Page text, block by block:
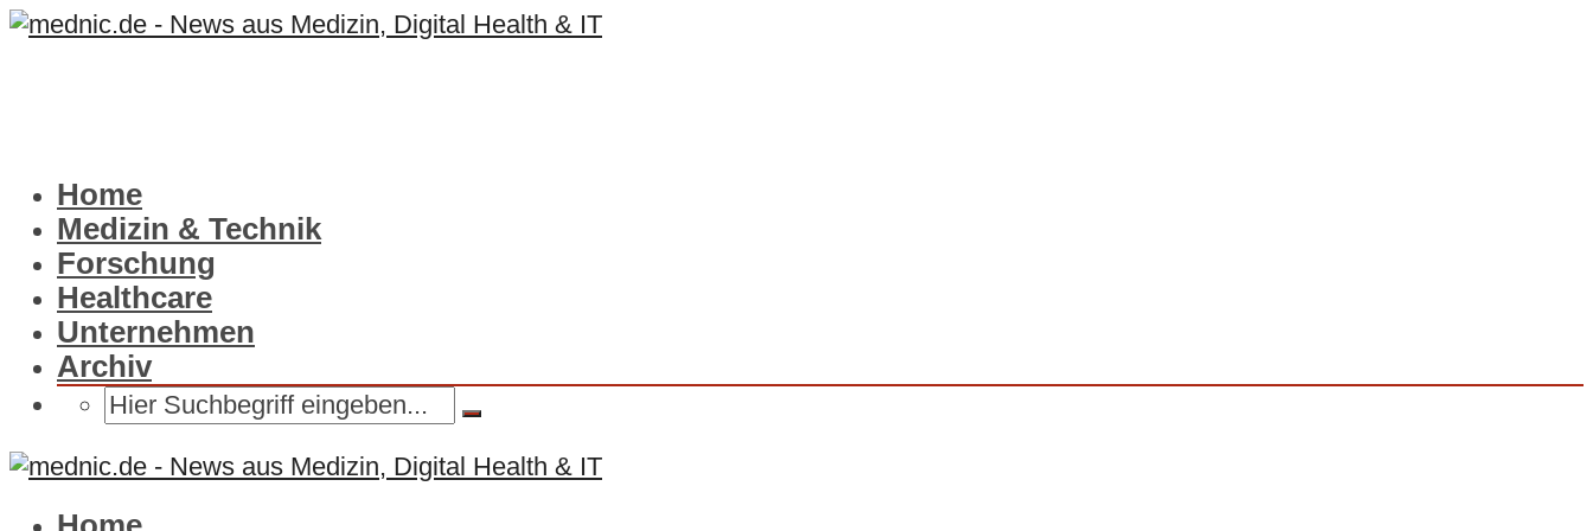
Home
Medizin & Technik
Forschung
Healthcare
Unternehmen
Archiv